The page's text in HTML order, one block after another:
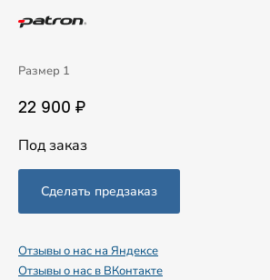
Размер 1
22 900 ₽
Под заказ
Отзывы о нас на Яндексе
Отзывы о нас в ВКонтакте